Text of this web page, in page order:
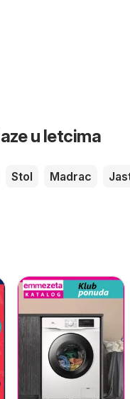
u letcima
Stol Madrac